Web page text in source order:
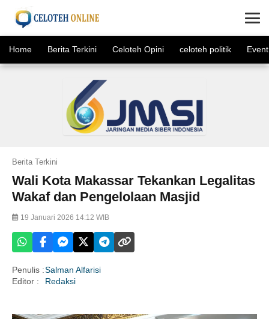
Home Berita Terkini Celoteh Opini celoteh politik Event
Berita Terkini
Wali Kota Makassar Tekankan Legalitas
Wakaf dan Pengelolaan Masjid
19 Januari 2026 14:12 WIB
Penulis :Salman Alfarisi
Editor :
Redaksi